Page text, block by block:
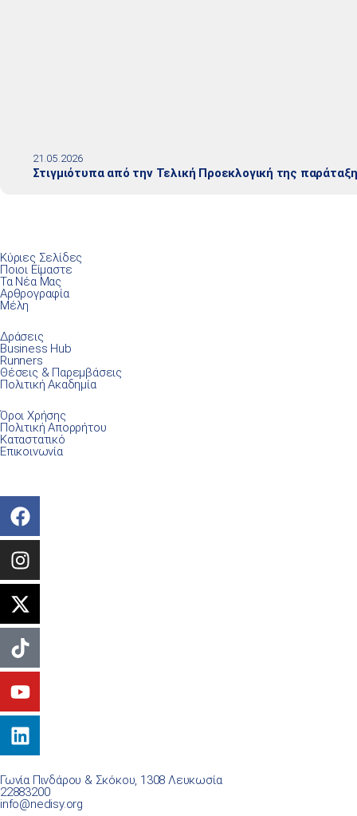
21.05.2026
Στιγμιότυπα από την Τελική Προεκλογική της
Κύριες Σελίδες
Ποιοι Είμαστε
Τα Νέα Μας
Αρθρογραφία
Μέλη
Δράσεις
Business Hub
Runners
Θέσεις & Παρεμβάσεις
Πολιτική Ακαδημία
Όροι Χρήσης
Πολιτική Απορρήτου
Καταστατικό
Επικοινωνία
Γωνία Πινδάρου & Σκόκου, 1308 Λευκωσία
22883200
info@nedisy.org